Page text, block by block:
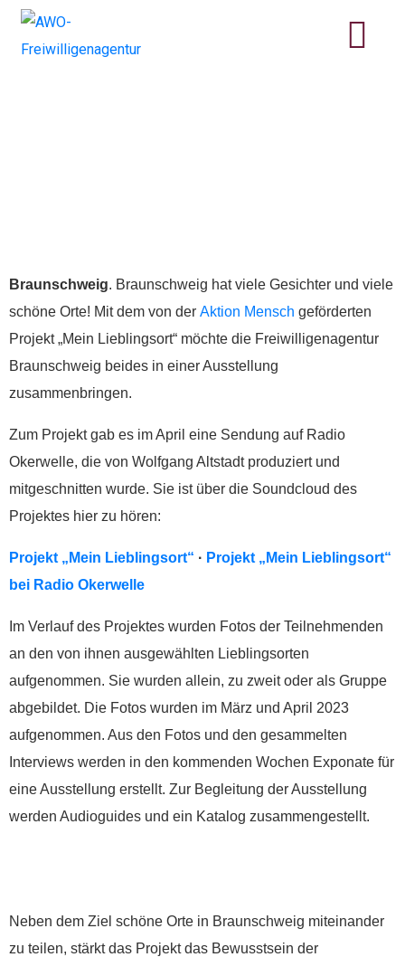
Braunschweig. Braunschweig hat viele Gesichter und viele
schöne Orte! Mit dem von der Aktion Mensch geförderten
Projekt „Mein Lieblingsort“ möchte die Freiwilligenagentur
Braunschweig beides in einer Ausstellung
zusammenbringen.
Zum Projekt gab es im April eine Sendung auf Radio
Okerwelle, die von Wolfgang Altstadt produziert und
mitgeschnitten wurde. Sie ist über die Soundcloud des
Projektes hier zu hören:
Projekt „Mein Lieblingsort“ · Projekt „Mein Lieblingsort“
bei Radio Okerwelle
Im Verlauf des Projektes wurden Fotos der Teilnehmenden
an den von ihnen ausgewählten Lieblingsorten
aufgenommen. Sie wurden allein, zu zweit oder als Gruppe
abgebildet. Die Fotos wurden im März und April 2023
aufgenommen. Aus den Fotos und den gesammelten
Interviews werden in den kommenden Wochen Exponate für
eine Ausstellung erstellt. Zur Begleitung der Ausstellung
werden Audioguides und ein Katalog zusammengestellt.
Neben dem Ziel schöne Orte in Braunschweig miteinander
zu teilen, stärkt das Projekt das Bewusstsein der